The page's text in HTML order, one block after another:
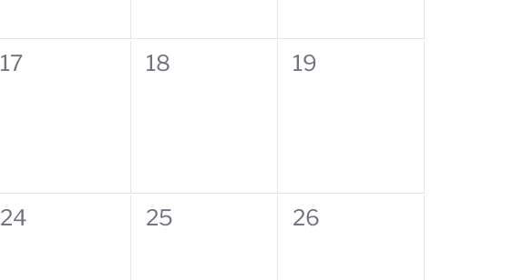
0
17
0
18
0
19
0
24
0
25
0
26